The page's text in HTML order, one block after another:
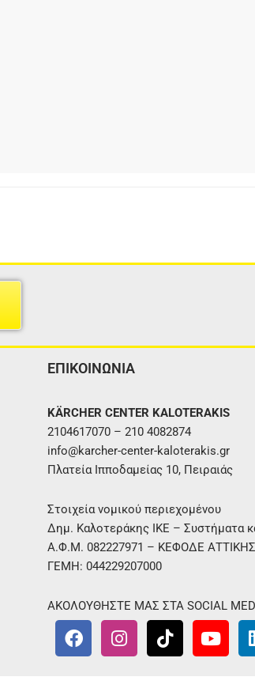
ΕΠΙΚΟΙΝΩΝΙΑ
KÄRCHER CENTER KALOTERAKIS
2104617070 – 210 4082874
info@karcher-center-kaloterakis.gr
Πλατεία Ιπποδαμείας 10, Πειραιάς
Στοιχεία νομικού περιεχομένου
Δημ. Καλοτεράκης ΙΚΕ – Συστήματα
Α.Φ.Μ. 082227971 – ΚΕΦΟΔΕ ΑΤΤΙΚΗΣ
ΓΕΜΗ: 044229207000
ΑΚΟΛΟΥΘΗΣΤΕ ΜΑΣ ΣΤΑ SOCIAL
F
a
I
n
T
i
Y
o